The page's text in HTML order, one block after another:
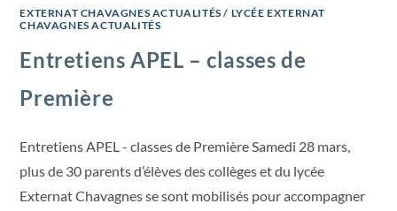
EXTERNAT CHAVAGNES ACTUALITÉS / LYCÉE EXTERNAT
CHAVAGNES ACTUALITÉS
Entretiens APEL – classes de
Première
Entretiens APEL - classes de Première Samedi 28 mars,
plus de 30 parents d’élèves des collèges et du lycée
Externat Chavagnes se sont mobilisés pour accompagner